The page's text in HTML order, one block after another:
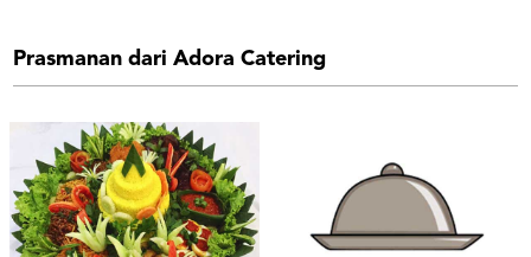
Prasmanan dari Adora Catering